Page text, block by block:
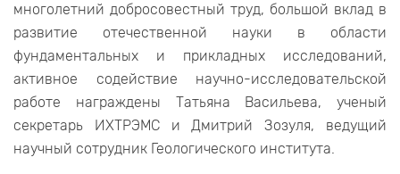
многолетний добросовестный труд, большой вклад в
развитие отечественной науки в области
фундаментальных и прикладных исследований,
активное содействие научно-исследовательской
работе награждены Татьяна Васильева, ученый
секретарь ИХТРЭМС и Дмитрий Зозуля, ведущий
научный сотрудник Геологического института.